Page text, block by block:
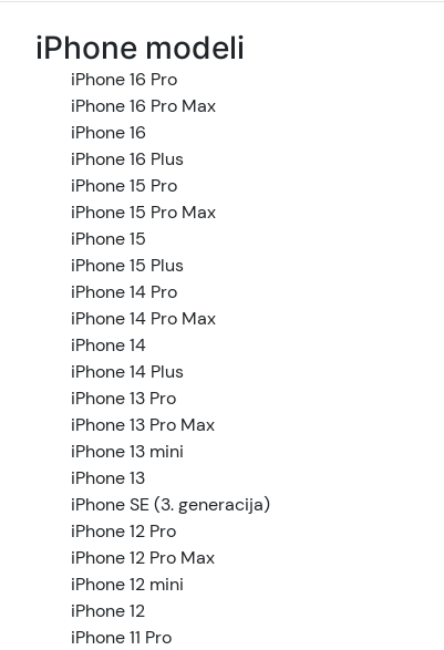
iPhone modeli
iPhone 16 Pro
iPhone 16 Pro Max
iPhone 16
iPhone 16 Plus
iPhone 15 Pro
iPhone 15 Pro Max
iPhone 15
iPhone 15 Plus
iPhone 14 Pro
iPhone 14 Pro Max
iPhone 14
iPhone 14 Plus
iPhone 13 Pro
iPhone 13 Pro Max
iPhone 13 mini
iPhone 13
iPhone SE (3. generacija)
iPhone 12 Pro
iPhone 12 Pro Max
iPhone 12 mini
iPhone 12
iPhone 11 Pro